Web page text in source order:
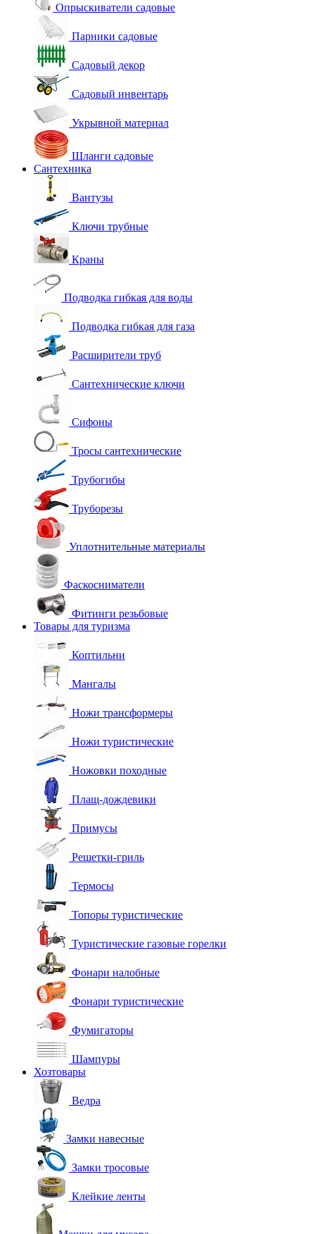
Опрыскиватели садовые
Парники садовые
Садовый декор
Садовый инвентарь
Укрывной материал
Шланги садовые
Сантехника
Вантузы
Ключи трубные
Краны
Подводка гибкая для воды
Подводка гибкая для газа
Расширители труб
Сантехнические ключи
Сифоны
Тросы сантехнические
Трубогибы
Труборезы
Уплотнительные материалы
Фаскосниматели
Фитинги резьбовые
Товары для туризма
Коптильни
Мангалы
Ножи трансформеры
Ножи туристические
Ножовки походные
Плащ-дождевики
Примусы
Решетки-гриль
Термосы
Топоры туристические
Туристические газовые горелки
Фонари налобные
Фонари туристические
Фумигаторы
Шампуры
Хозтовары
Ведра
Замки навесные
Замки тросовые
Клейкие ленты